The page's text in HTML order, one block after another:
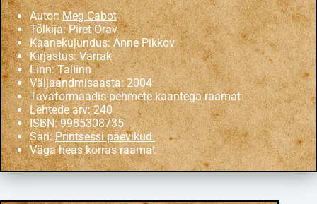
Autor:Meg Cabot
Tõlkija: Piret Orav
Kaanekujundus: Anne Pikkov
Kirjastus:Varrak
Linn: Tallinn
Väljaandmisaasta: 2004
Tavaformaadis pehmete kaantega raamat
Lehtede arv: 240
ISBN: 9985308735
Sari:Printsessi päevikud
Väga heas korras raamat